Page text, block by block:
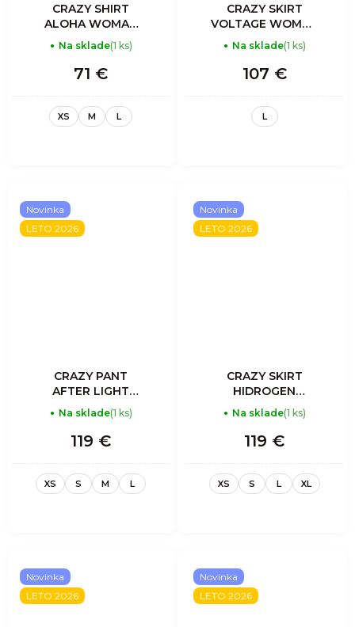
CRAZY SHIRT
ALOHA WOMAN
MANDALA
Na sklade(1 ks)
71 €
XS M L
CRAZY SKIRT
VOLTAGE WOMAN
PRINT MANDALA
Na sklade(1 ks)
107 €
L
Novinka
LETO 2026
CRAZY PANT
AFTER LIGHT
WOMAN SULPHUR
Na sklade(1 ks)
119 €
XS S M L
Novinka
LETO 2026
CRAZY SKIRT
HIDROGEN
WOMAN PRINT
LIGHT JEANS
Na sklade(1 ks)
119 €
XS S L XL
Novinka
LETO 2026
Novinka
LETO 2026